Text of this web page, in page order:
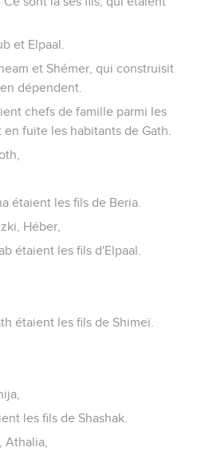
et Elpaal.
et Shémer, qui construisit
dépendent.
chefs de famille parmi les
fuite les habitants de Gath.
étaient les fils de Beria.
Héber,
étaient les fils d'Elpaal.
étaient les fils de Shimeï.
les fils de Shashak.
Athalia,